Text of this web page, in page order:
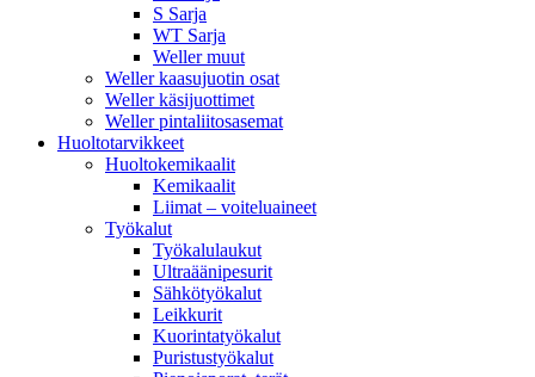
S Sarja
WT Sarja
Weller muut
Weller kaasujuotin osat
Weller käsijuottimet
Weller pintaliitosasemat
Huoltotarvikkeet
Huoltokemikaalit
Kemikaalit
Liimat – voiteluaineet
Työkalut
Työkalulaukut
Ultraäänipesurit
Sähkötyökalut
Leikkurit
Kuorintatyökalut
Puristustyökalut